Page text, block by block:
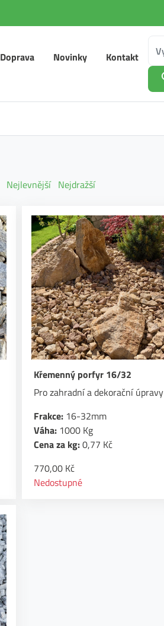
Doprava Novinky Kontakt
Nejlevnější Nejdražší
Křemenný porfyr 16/32
Pro zahradní a dekorační úpravy
Frakce: 16-32mm
Váha: 1000 Kg
Cena za kg:0,77 Kč
770,00 Kč
Nedostupné